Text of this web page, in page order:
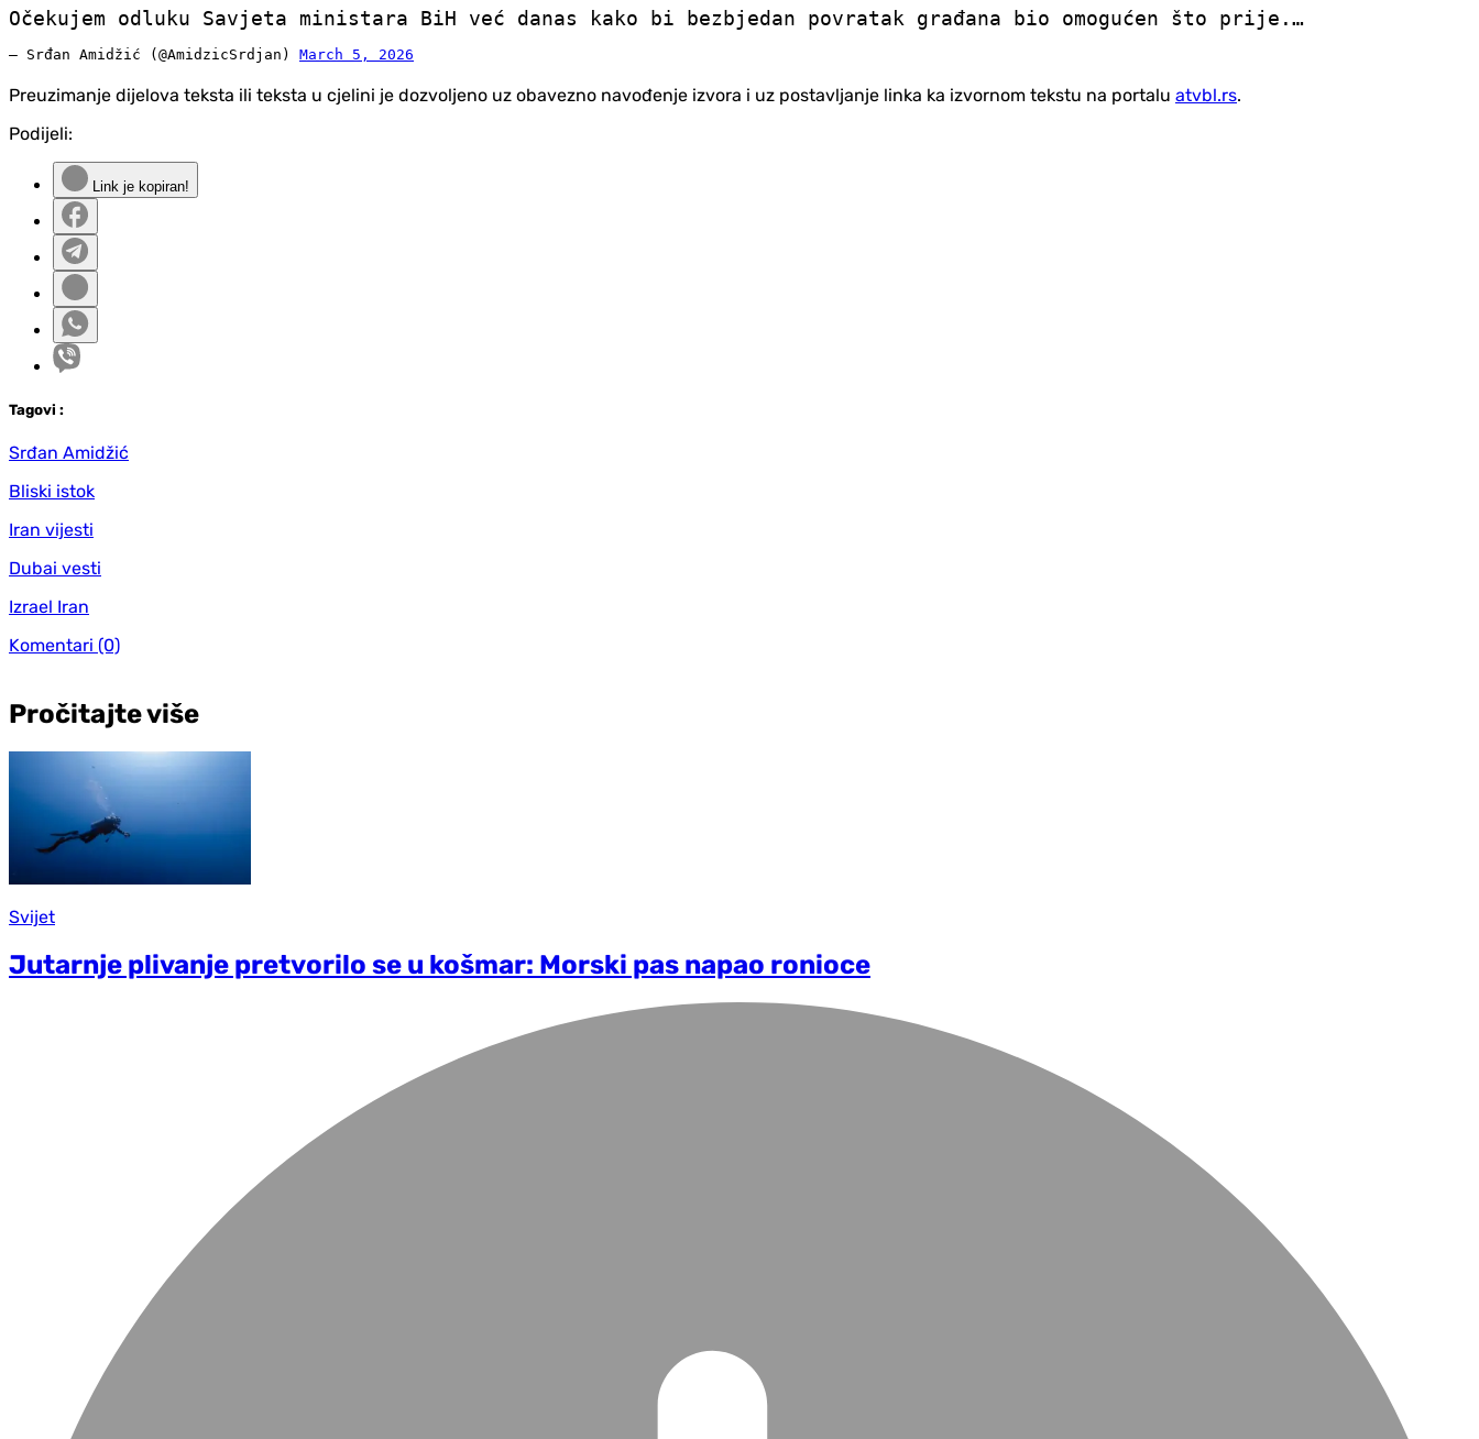
Očekujem odluku Savjeta ministara BiH već danas kako bi bezbjedan povratak građana bio omogućen što prije.…
— Srđan Amidžić (@AmidzicSrdjan) March 5, 2026
Preuzimanje dijelova teksta ili teksta u cjelini je dozvoljeno uz obavezno navođenje izvora i uz postavljanje linka ka izvornom tekstu na portalu atvbl.rs.
Podijeli:
Link je kopiran!
Tagovi :
Srđan Amidžić
Bliski istok
Iran vijesti
Dubai vesti
Izrael Iran
Komentari (0)
Pročitajte više
Svijet
Jutarnje plivanje pretvorilo se u košmar: Morski pas napao ronioce